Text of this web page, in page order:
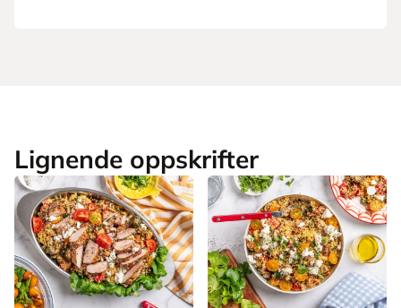
Lignende oppskrifter